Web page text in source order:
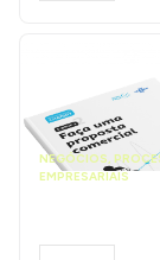
NEGÓCIOS,
EMPRESARIAIS